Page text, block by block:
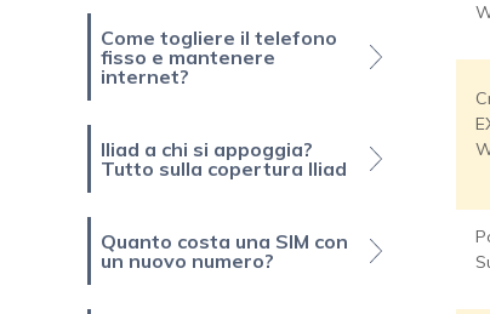
Come togliere il telefono
fisso e mantenere
internet?
Iliad a chi si appoggia?
Tutto sulla copertura Iliad
Quanto costa una SIM con
un nuovo numero?